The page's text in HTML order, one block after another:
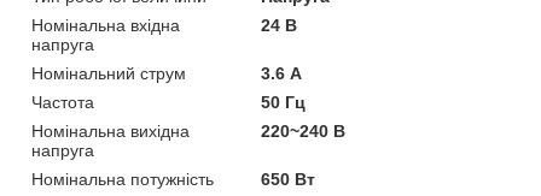
Номінальна вхідна
напруга
24 В
Номінальний струм
3.6 А
Частота
50 Гц
Номінальна вихідна
напруга
220~240 В
Номінальна потужність
650 Вт